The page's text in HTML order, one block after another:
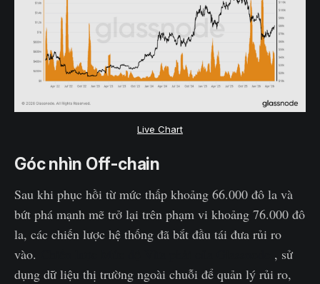
Live Chart
Góc nhìn Off-chain
Sau khi phục hồi từ mức thấp khoảng 66.000 đô la và
bứt phá mạnh mẽ trở lại trên phạm vi khoảng 76.000 đô
la, các chiến lược hệ thống đã bắt đầu tái đưa rủi ro
vào.
, sử
dụng dữ liệu thị trường ngoài chuỗi để quản lý rủi ro,